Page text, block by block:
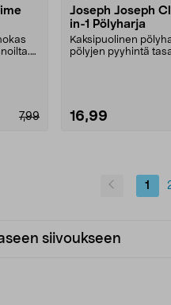
7,99
Joseph Joseph
in-1 Pölyharja
Kaksipuolinen
pölyjen pyyhintä
16,99
1
siivoukseen